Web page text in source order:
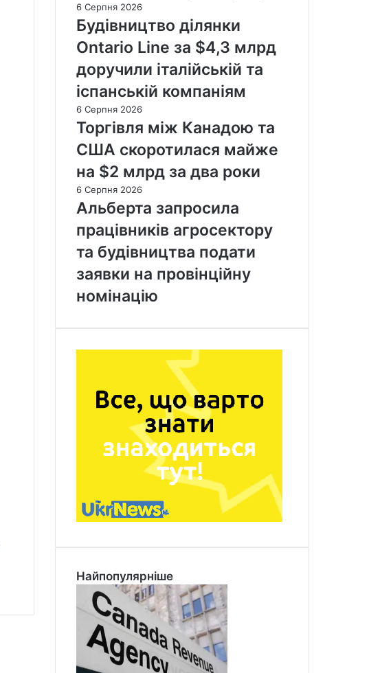
6 Серпня 2026
Будівництво ділянки
Ontario Line за $4,3 млрд
доручили італійській та
іспанській компаніям
6 Серпня 2026
Торгівля між Канадою та
США скоротилася майже
на $2 млрд за два роки
6 Серпня 2026
Альберта запросила
працівників агросектору
та будівництва подати
заявки на провінційну
номінацію
Найпопулярніше